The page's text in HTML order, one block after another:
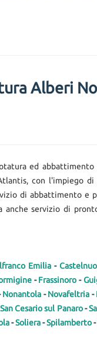
Alberi
ed abbattimento
con l'impiego
di abbattimento e
servizio di
Emilia-
-Frassinoro -
Nonantola -Novafeltria -
San Cesario sul Panaro-
-Soliera-Spilamberto-